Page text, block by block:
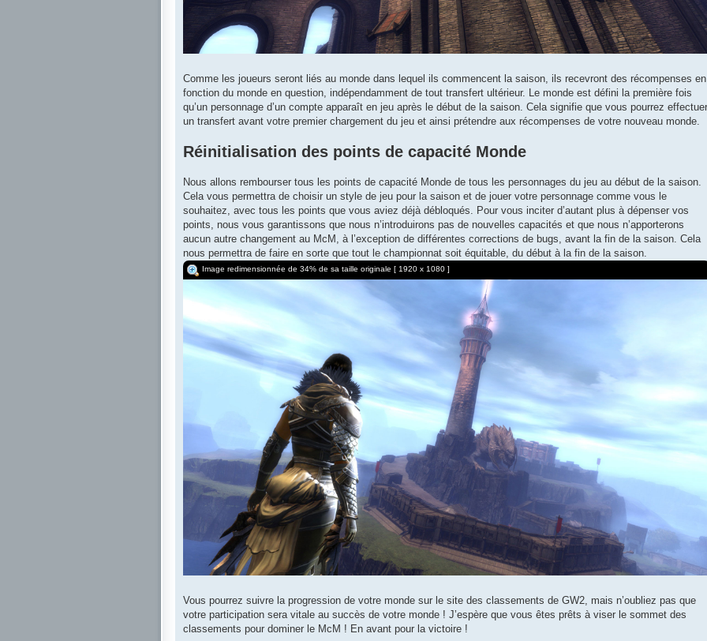
Comme les joueurs seront liés au monde dans lequel ils commencent la saison, ils recevront des récompenses en
fonction du monde en question, indépendamment de tout transfert ultérieur. Le monde est défini la première fois
qu’un personnage d’un compte apparaît en jeu après le début de la saison. Cela signifie que vous pourrez effectuer
un transfert avant votre premier chargement du jeu et ainsi prétendre aux récompenses de votre nouveau monde.
Réinitialisation des points de capacité Monde
Nous allons rembourser tous les points de capacité Monde de tous les personnages du jeu au début de la saison.
Cela vous permettra de choisir un style de jeu pour la saison et de jouer votre personnage comme vous le
souhaitez, avec tous les points que vous aviez déjà débloqués. Pour vous inciter d’autant plus à dépenser vos
points, nous vous garantissons que nous n’introduirons pas de nouvelles capacités et que nous n’apporterons
aucun autre changement au McM, à l’exception de différentes corrections de bugs, avant la fin de la saison. Cela
nous permettra de faire en sorte que tout le championnat soit équitable, du début à la fin de la saison.
Image redimensionnée de 34% de sa taille originale [ 1920 x 1080 ]
Vous pourrez suivre la progression de votre monde sur le site des classements de GW2, mais n’oubliez pas que
votre participation sera vitale au succès de votre monde ! J’espère que vous êtes prêts à viser le sommet des
classements pour dominer le McM ! En avant pour la victoire !